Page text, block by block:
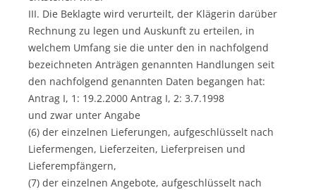
III. Die Beklagte wird verurteilt, der Klägerin darüber
Rechnung zu legen und Auskunft zu erteilen, in
welchem Umfang sie die unter den in nachfolgend
bezeichneten Anträgen genannten Handlungen seit
den nachfolgend genannten Daten begangen hat:
Antrag I, 1: 19.2.2000 Antrag I, 2: 3.7.1998
und zwar unter Angabe
(6) der einzelnen Lieferungen, aufgeschlüsselt nach
Liefermengen, Lieferzeiten, Lieferpreisen und
Lieferempfängern,
(7) der einzelnen Angebote, aufgeschlüsselt nach